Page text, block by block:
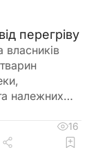
перегріву
належних
сонячним
16